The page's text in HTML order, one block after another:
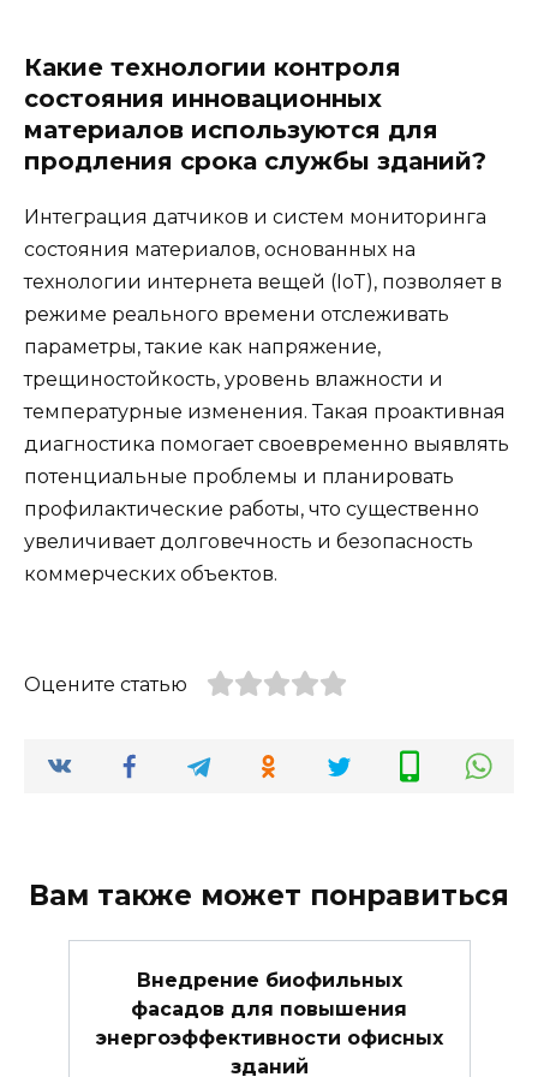
Какие технологии контроля
состояния инновационных
материалов используются для
продления срока службы зданий?
Интеграция датчиков и систем мониторинга
состояния материалов, основанных на
технологии интернета вещей (IoT), позволяет в
режиме реального времени отслеживать
параметры, такие как напряжение,
трещиностойкость, уровень влажности и
температурные изменения. Такая проактивная
диагностика помогает своевременно выявлять
потенциальные проблемы и планировать
профилактические работы, что существенно
увеличивает долговечность и безопасность
коммерческих объектов.
Оцените статью
Вам также может понравиться
Внедрение биофильных
фасадов для повышения
энергоэффективности офисных
зданий